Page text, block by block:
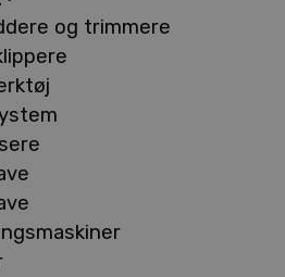
og trimmere